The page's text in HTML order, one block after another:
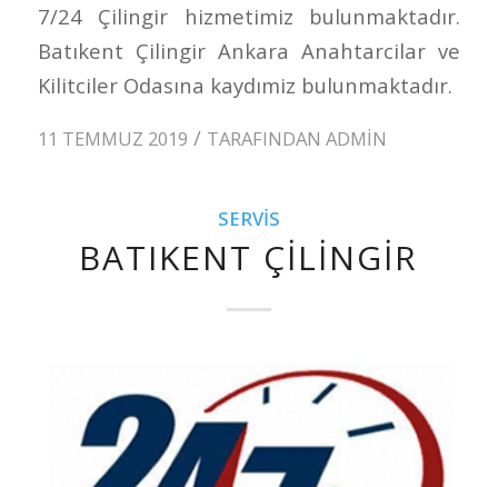
7/24 Çilingir hizmetimiz bulunmaktadır.
Batıkent Çilingir Ankara Anahtarcilar ve
Kilitciler Odasına kaydımiz bulunmaktadır.
11 TEMMUZ 2019 / TARAFINDAN ADMIN
SERVIS
BATIKENT ÇILINGIR